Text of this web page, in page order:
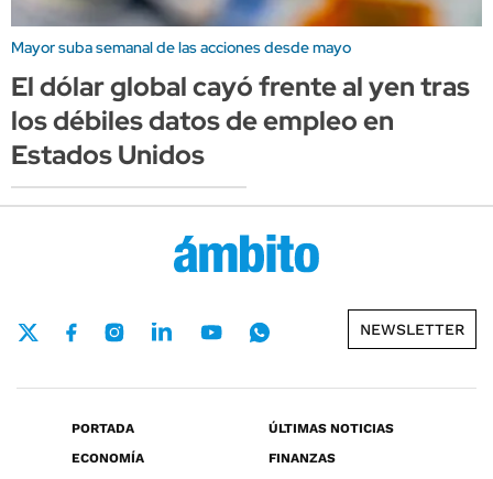
Mayor suba semanal de las acciones desde mayo
El dólar global cayó frente al yen tras
los débiles datos de empleo en
Estados Unidos
NEWSLETTER
PORTADA
ÚLTIMAS NOTICIAS
ECONOMÍA
FINANZAS